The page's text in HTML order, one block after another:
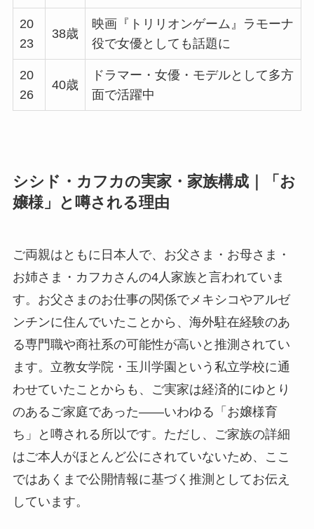
20
23
38歳
映画『トリリオンゲーム』ラモーナ
役で女優としても話題に
20
26
40歳
ドラマー・女優・モデルとして多方
面で活躍中
シシド・カフカの実家・家族構成｜「お
嬢様」と噂される理由
ご両親はともに日本人で、お父さま・お母さま・
お姉さま・カフカさんの4人家族と言われていま
す。お父さまのお仕事の関係でメキシコやアルゼ
ンチンに住んでいたことから、海外駐在経験のあ
る専門職や商社系の可能性が高いと推測されてい
ます。立教女学院・玉川学園という私立学校に通
わせていたことからも、ご実家は経済的にゆとり
のあるご家庭であった——いわゆる「お嬢様育
ち」と噂される所以です。ただし、ご家族の詳細
はご本人がほとんど公にされていないため、ここ
ではあくまで公開情報に基づく推測としてお伝え
しています。